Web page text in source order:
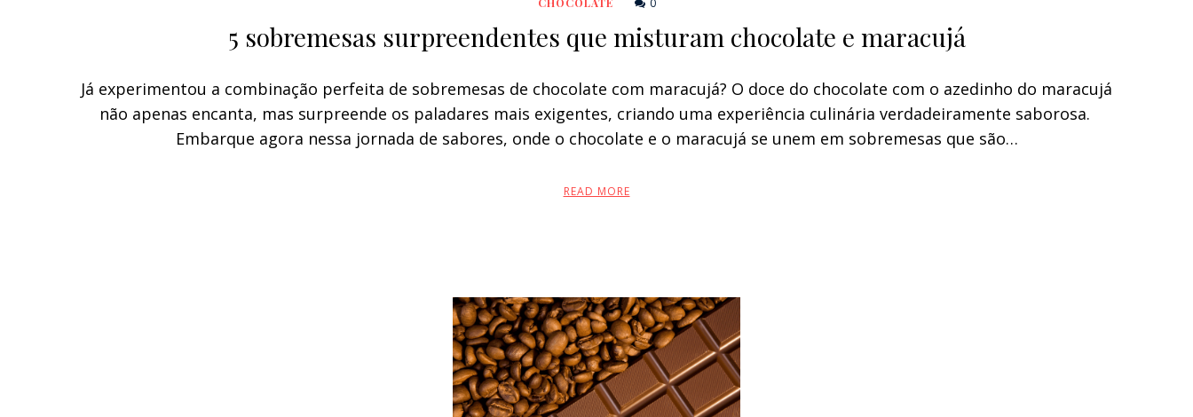
CHOCOLATE
5 sobremesas surpreendentes que misturam chocolate e maracujá
Já experimentou a combinação perfeita de sobremesas de chocolate com maracujá? O doce do chocolate com o azedinho do maracujá
não apenas encanta, mas surpreende os paladares mais exigentes, criando uma experiência culinária verdadeiramente saborosa.
Embarque agora nessa jornada de sabores, onde o chocolate e o maracujá se unem em sobremesas que são…
READ MORE